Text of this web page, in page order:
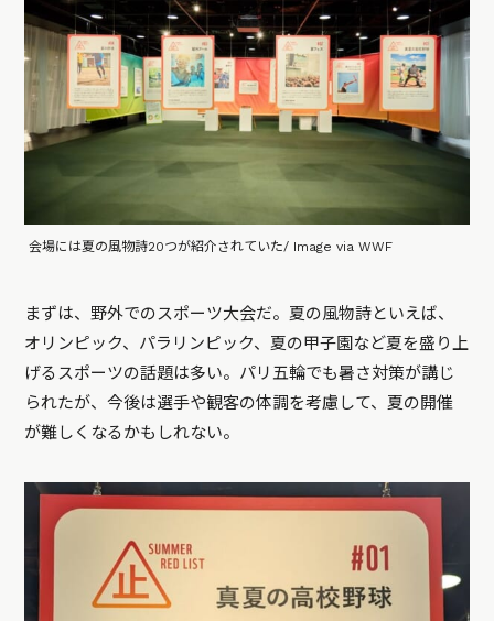
会場には夏の風物詩20つが紹介されていた/ Image via WWF
まずは、野外でのスポーツ大会だ。夏の風物詩といえば、
オリンピック、パラリンピック、夏の甲子園など夏を盛り上
げるスポーツの話題は多い。パリ五輪でも暑さ対策が講じ
られたが、今後は選手や観客の体調を考慮して、夏の開催
が難しくなるかもしれない。